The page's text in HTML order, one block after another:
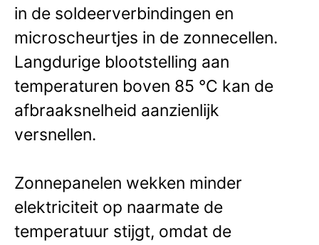
in de soldeerverbindingen en
microscheurtjes in de zonnecellen.
Langdurige blootstelling aan
temperaturen boven 85 °C kan de
afbraaksnelheid aanzienlijk
versnellen.
Zonnepanelen wekken minder
elektriciteit op naarmate de
temperatuur stijgt, omdat de